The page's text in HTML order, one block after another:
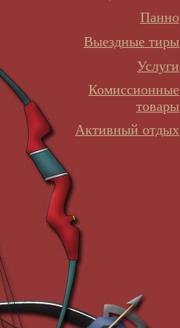
Панно
Выездные тиры
Услуги
Комиссионные
товары
Активный отдых